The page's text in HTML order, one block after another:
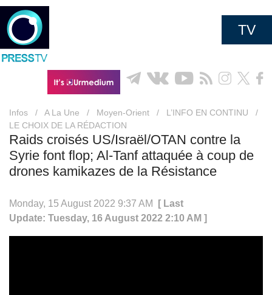
TV
Infos / A La Une / Moyen-Orient / L’INFO EN CONTINU
/
LE CHOIX DE LA RÉDACTION
Raids croisés US/Israël/OTAN contre la
Syrie font flop; Al-Tanf attaquée à coup de
drones kamikazes de la Résistance
Monday, 15 August 2022 9:37 AM
[ Last
Update: Tuesday, 16 August 2022 2:10 AM ]